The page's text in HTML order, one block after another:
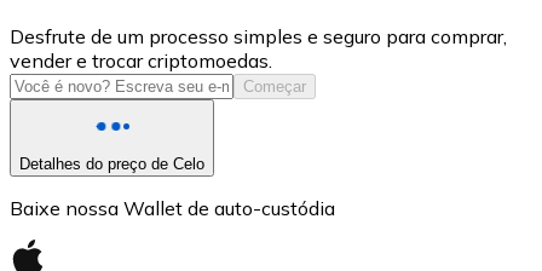
USD Coin
USDC
Desfrute de um processo simples e seguro para comprar,
vender e trocar criptomoedas.
Começar
Detalhes do preço de Celo
Baixe nossa Wallet de auto-custódia